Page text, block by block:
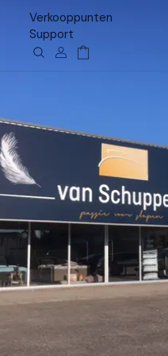
Verkooppunten
Support